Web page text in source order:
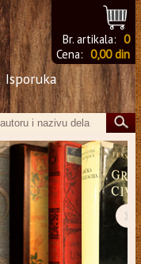
Br. artikala: 0
Cena: 0,00 din
Isporuka
›